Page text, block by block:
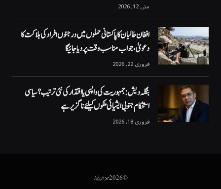
مئی 12, 2026
افغان طالبان کا پاکستانی حملوں میں درجنوں افراد کی ہلاکت کا
دعویٰ، جواب مناسب وقت پر دیا جائیگا
فروری 22, 2026
بنگلہ دیش: جمہوریت کی واپسی یا اقتدار کی نئی ترتیب؟ سیاسی
استحکام جنوبی ایشیائی ملکوں کیلئے ناگزیر ہے
فروری 18, 2026
© 2026 میزان نیوز